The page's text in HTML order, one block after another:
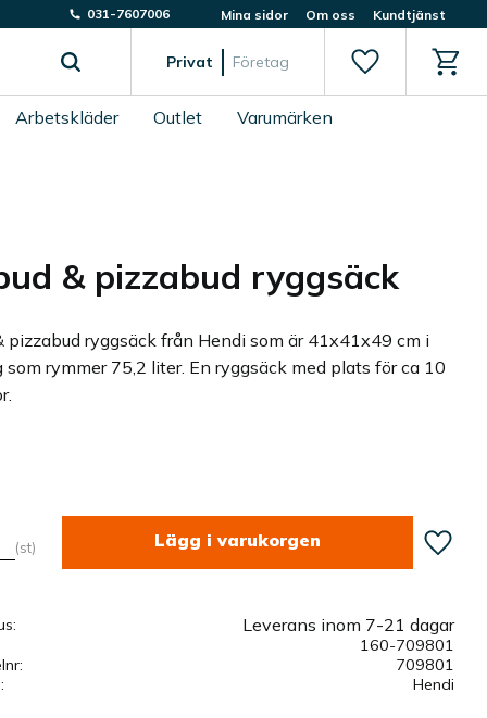
031-7607006 Mina sidor Om oss Kundtjänst
Privat Företag Favoriter
Arbetskläder Outlet Varumärken
& pizzabud ryggsäck
pizzabud ryggsäck från Hendi som är 41x41x49 cm i
som rymmer 75,2 liter. En ryggsäck med plats för ca 10
st Lägg
Leverans inom 7-21 dagar
160-709801
709801
Hendi